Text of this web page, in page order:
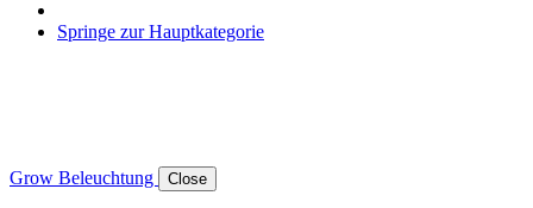
Springe zur Hauptkategorie
Grow Beleuchtung Close